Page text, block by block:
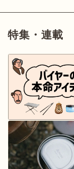
特集・連載
料理
how to
初めての方